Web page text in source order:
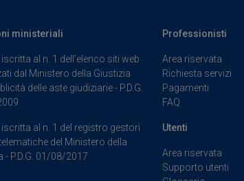
ministeriali
al n. 1 dell’elenco siti web
dal Ministero della Giustizia
delle aste giudiziarie - P.D.G.
al n. 1 del registro gestori
del Ministero della
- P.D.G. 01/08/2017
Professionisti
Area riservata
Richiesta servizi
Pagamenti
FAQ
Utenti
Area riservata
Supporto utenti